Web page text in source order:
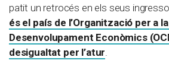
patit un retrocés en els seus
és el país de l’Organització per a la
Desenvolupament Econòmics
desigualtat per l’atur.